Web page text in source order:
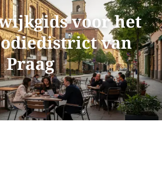
voor het
van
Praag